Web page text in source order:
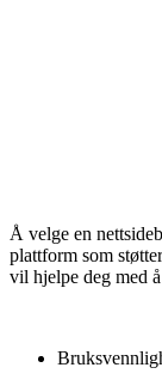
Å velge en
plattform som
vil hjelpe deg med